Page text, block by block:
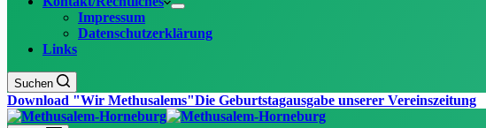
Impressum
Datenschutzerklärung
Links
Suchen
Download "Wir Methusalems"Die Geburtstagausgabe unserer Vereinszeitung